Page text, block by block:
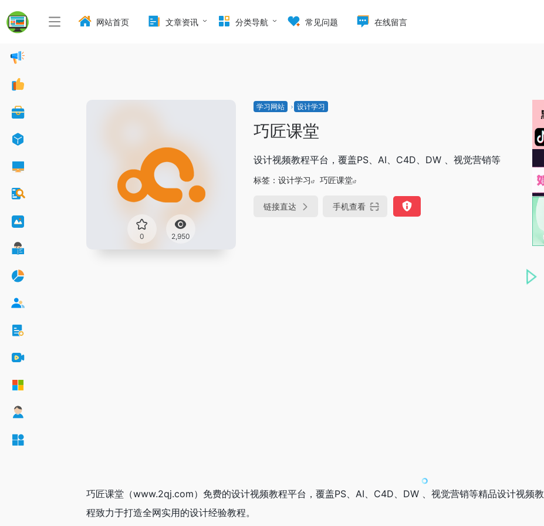
网站首页 文章资讯 分类导航 常见问题 在线留言
0 2,950
学习网站 设计学习
巧匠课堂
设计视频教程平台，覆盖PS、AI、C4D、DW 、视觉营销等
标签： 设计学习 巧匠课堂
链接直达 手机查看
巧匠课堂（www.2qj.com）免费的设计视频教程平台，覆盖PS、AI、C4D、DW 、视觉营销等精品设计视频教
程致力于打造全网实用的设计经验教程。